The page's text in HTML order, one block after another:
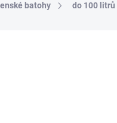
batohy do 100 litrů